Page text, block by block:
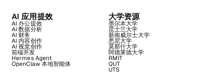
AI 应用提效
AI 办公提效
AI 数据分析
AI 财务
AI 内容创作
AI 视觉创作
前端开发
Hermes Agent
OpenClaw 本地智能体
大学资源
墨尔本大学
昆士兰大学
新南威尔士大学
悉尼大学
莫那什大学
阿德莱德大学
RMIT
QUT
UTS